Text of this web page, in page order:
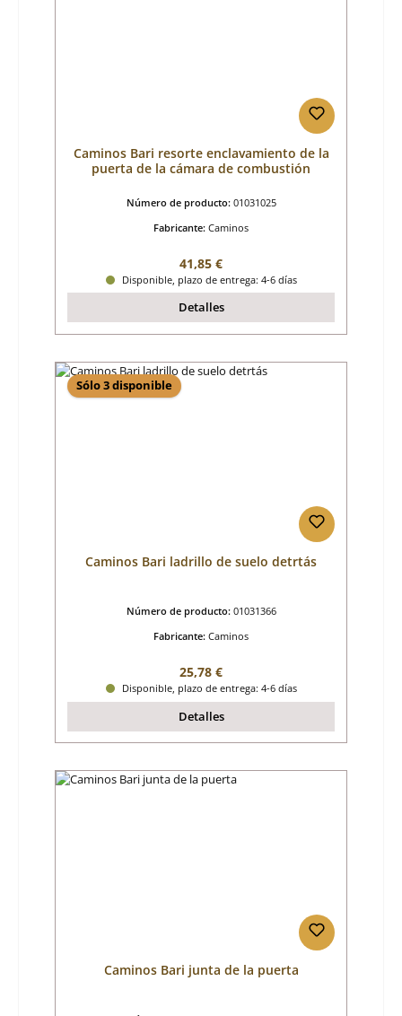
Caminos Bari resorte enclavamiento de la
puerta de la cámara de combustión
Número de producto: 01031025
Fabricante: Caminos
Precio normal:
41,85 €
Disponible, plazo de entrega: 4-6 días
Detalles
Sólo 3 disponible
Caminos Bari ladrillo de suelo detrtás
Número de producto: 01031366
Fabricante: Caminos
Precio normal:
25,78 €
Disponible, plazo de entrega: 4-6 días
Detalles
Caminos Bari junta de la puerta